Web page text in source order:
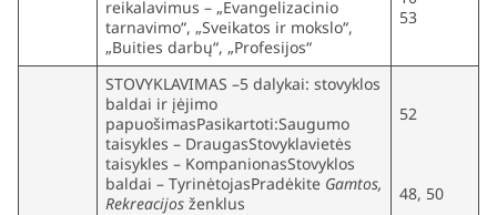
reikalavimus – „Evangelizacinio
tarnavimo“, „Sveikatos ir mokslo“,
„Buities darbų“, „Profesijos“
53
STOVYKLAVIMAS –5 dalykai: stovyklos
baldai ir įėjimo
papuošimasPasikartoti:Saugumo
taisykles – DraugasStovyklavietės
taisykles – KompanionasStovyklos
baldai – TyrinėtojasPradėkite Gamtos,
Rekreacijos ženklus
52
48, 50